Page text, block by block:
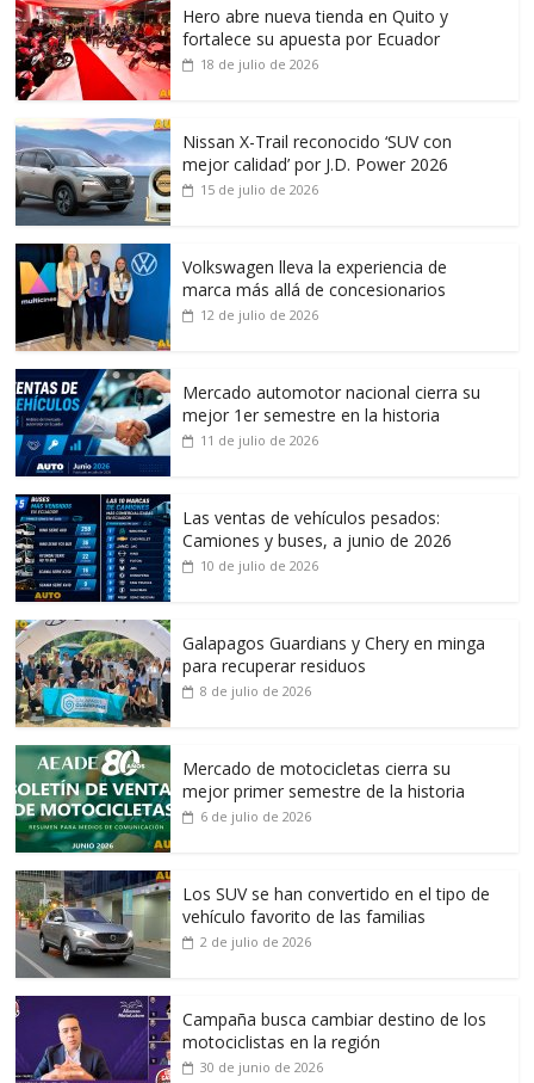
Hero abre nueva tienda en Quito y
fortalece su apuesta por Ecuador
18 de julio de 2026
Nissan X-Trail reconocido ‘SUV con
mejor calidad’ por J.D. Power 2026
15 de julio de 2026
Volkswagen lleva la experiencia de
marca más allá de concesionarios
12 de julio de 2026
Mercado automotor nacional cierra su
mejor 1er semestre en la historia
11 de julio de 2026
Las ventas de vehículos pesados:
Camiones y buses, a junio de 2026
10 de julio de 2026
Galapagos Guardians y Chery en minga
para recuperar residuos
8 de julio de 2026
Mercado de motocicletas cierra su
mejor primer semestre de la historia
6 de julio de 2026
Los SUV se han convertido en el tipo de
vehículo favorito de las familias
2 de julio de 2026
Campaña busca cambiar destino de los
motociclistas en la región
30 de junio de 2026